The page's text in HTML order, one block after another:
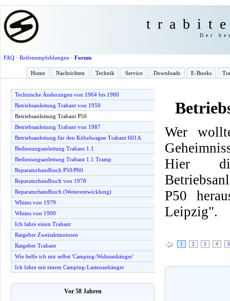
Der
FAQ· Reifenempfehlungen · Forum
Home Nachrichten Technik Service Downloads E-Books
Technische Änderungen von 1964 bis 1980
Betriebsanleitung Trabant von 1959
Betriebsanleitung Trabant P50
Betriebsanleitung Trabant von 1987
Betriebsanleitung für den Kübelwagen Trabant 601A
Bedienungsanleitung Trabant 1.1
Bedienungsanleitung Trabant 1.1 Tramp
Reparaturhandbuch P50/P60
Reparaturhandbuch von 1978
Reparaturhandbuch (Weiterentwicklung)
Whims von 1979
Whims von 1990
Ich fahre einen Trabant
Ratgeber Zweitaktmotoren
Ratgeber Trabant
Wie helfe ich mir selbst 'Camping-Wohnanhänger'
Ich fahre mit einem Camping-Lastenanhänger
Vor 58 Jahren
Wer
Hier
P50
Leipzig".
1 2 3 4 5